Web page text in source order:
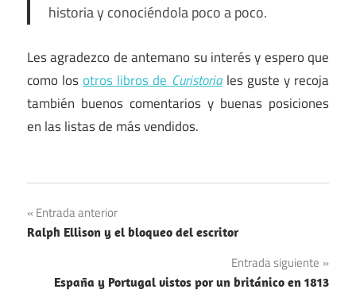
historia y conociéndola poco a poco.
Les agradezco de antemano su interés y espero que
como losotros libros deCuristoriales guste y recoja
también buenos comentarios y buenas posiciones
en las listas de más vendidos.
Navegación
de
entradas
Entrada anterior
Ralph Ellison y el bloqueo del escritor
Entrada siguiente
España y Portugal vistos por un británico en 1813